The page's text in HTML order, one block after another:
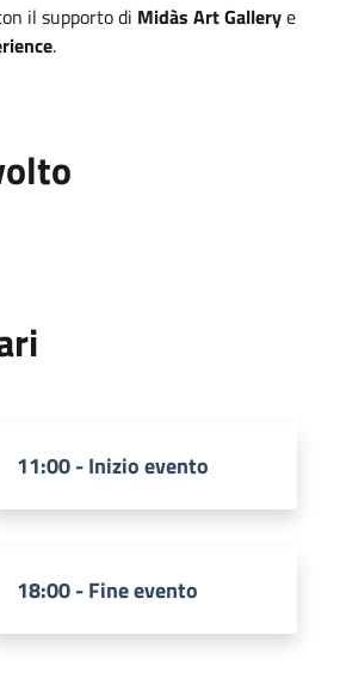
il supporto di Midàs Art Gallerye
.
11:00 - Inizio evento
18:00 - Fine evento